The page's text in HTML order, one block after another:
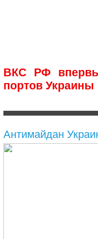
ВКС РФ
портов Украины
Антимайдан